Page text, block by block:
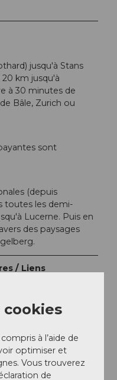
jusqu'à Stans
km jusqu'à
à 30 minutes de
Bâle, Zurich ou
sont
(depuis
toutes les demi-
Lucerne. Puis en
des paysages
/ Liens
VTT
cookies
à l’aide de
optimiser et
Vous trouverez
de